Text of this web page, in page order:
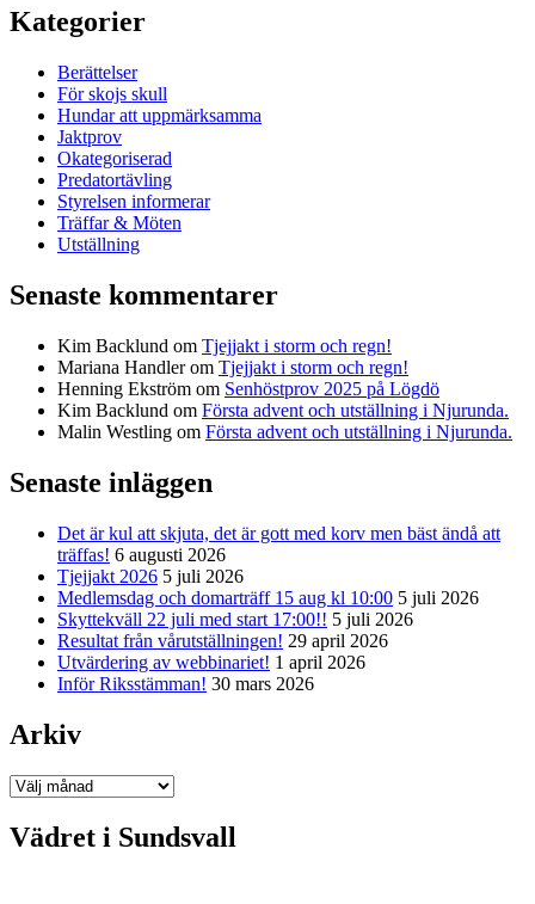
Kategorier
Berättelser
För skojs skull
Hundar att uppmärksamma
Jaktprov
Okategoriserad
Predatortävling
Styrelsen informerar
Träffar & Möten
Utställning
Senaste kommentarer
Kim Backlund om Tjejjakt i storm och regn!
Mariana Handlerom Tjejjakt i storm och regn!
Henning Ekström om Senhöstprov 2025 på Lögdö
Kim Backlund om Första advent och utställning i Njurunda.
Malin Westling om Första advent och utställning i Njurunda.
Senaste inläggen
Det är kul att skjuta, det är gott med korv men bäst ändå att
träffas! 6 augusti 2026
Tjejjakt 2026 5 juli 2026
Medlemsdag och domarträff 15 aug kl 10:00 5 juli 2026
Skyttekväll 22 juli med start 17:00!! 5 juli 2026
Resultat från vårutställningen! 29 april 2026
Utvärdering av webbinariet! 1 april 2026
Inför Riksstämman! 30 mars 2026
Arkiv
Arkiv
Vädret i Sundsvall